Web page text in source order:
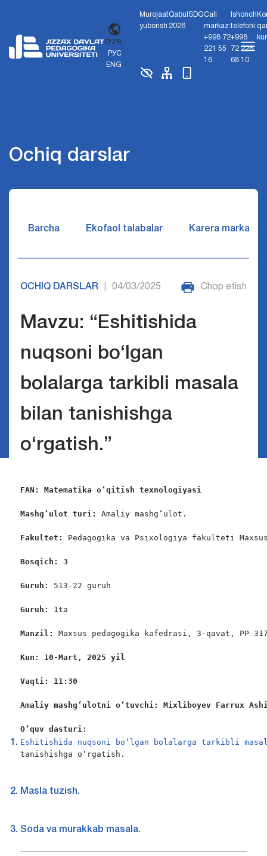
O'ZB
РУС
ENG
Murojaat
yuborish
Qabul
2026
SDGCall
markaz:
+998 72
221 55
16
Ishonch
telefoni:
+998
72 226
68 10
Ochiq darslar
Barcha Ekofaol talabalar Karera markazi
OCHIQ DARSLAR 04/03/2025 Chop etish
Mavzu: “Eshitishida
nuqsoni bo‘lgan
bolalarga tarkibli masala
bilan tanishishga
o‘rgatish.”
FAN: Matematika o‘qitish texnologiyasi
Mashg‘ulot turi: Amaliy mashg‘ulot.
Fakultet: Pedagogika va Psixologiya fakulteti
Bosqich: 3
Guruh: 513-22 guruh
Guruh: 1ta
Manzil: Maxsus pedagogika kafedrasi, 3-qavat, PP
Kun: 10-Mart, 2025 yil
Vaqti: 11:30
Amaliy mashg‘ulotni o‘tuvchi: Mixliboyev Farrux
O‘quv dasturi:
Eshitishida nuqsoni bo‘lgan bolalarga tarkibli
tanishishga o‘rgatish.
Masla tuzish.
Soda va murakkab masala.